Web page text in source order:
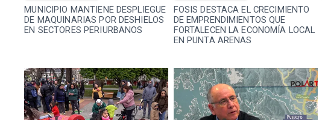
MUNICIPIO MANTIENE DESPLIEGUE
DE MAQUINARIAS POR DESHIELOS
EN SECTORES PERIURBANOS
FOSIS DESTACA EL CRECIMIENTO
DE EMPRENDIMIENTOS QUE
FORTALECEN LA ECONOMÍA LOCAL
EN PUNTA ARENAS